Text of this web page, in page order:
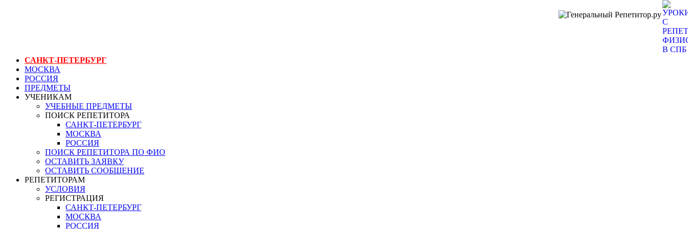
САНКТ-ПЕТЕРБУРГ
МОСКВА
РОССИЯ
ПРЕДМЕТЫ
УЧЕНИКАМ
УЧЕБНЫЕ ПРЕДМЕТЫ
ПОИСК РЕПЕТИТОРА
САНКТ-ПЕТЕРБУРГ
МОСКВА
РОССИЯ
ПОИСК РЕПЕТИТОРА ПО ФИО
ОСТАВИТЬ ЗАЯВКУ
ОСТАВИТЬ СООБЩЕНИЕ
РЕПЕТИТОРАМ
УСЛОВИЯ
РЕГИСТРАЦИЯ
САНКТ-ПЕТЕРБУРГ
МОСКВА
РОССИЯ